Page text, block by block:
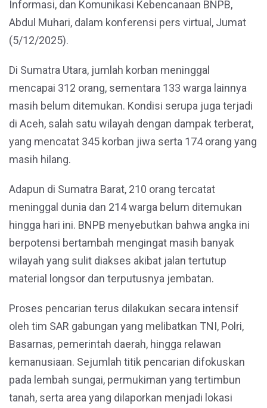
Informasi, dan Komunikasi Kebencanaan BNPB,
Abdul Muhari, dalam konferensi pers virtual, Jumat
(5/12/2025).
Di Sumatra Utara, jumlah korban meninggal
mencapai 312 orang, sementara 133 warga lainnya
masih belum ditemukan. Kondisi serupa juga terjadi
di Aceh, salah satu wilayah dengan dampak terberat,
yang mencatat 345 korban jiwa serta 174 orang yang
masih hilang.
Adapun di Sumatra Barat, 210 orang tercatat
meninggal dunia dan 214 warga belum ditemukan
hingga hari ini. BNPB menyebutkan bahwa angka ini
berpotensi bertambah mengingat masih banyak
wilayah yang sulit diakses akibat jalan tertutup
material longsor dan terputusnya jembatan.
Proses pencarian terus dilakukan secara intensif
oleh tim SAR gabungan yang melibatkan TNI, Polri,
Basarnas, pemerintah daerah, hingga relawan
kemanusiaan. Sejumlah titik pencarian difokuskan
pada lembah sungai, permukiman yang tertimbun
tanah, serta area yang dilaporkan menjadi lokasi